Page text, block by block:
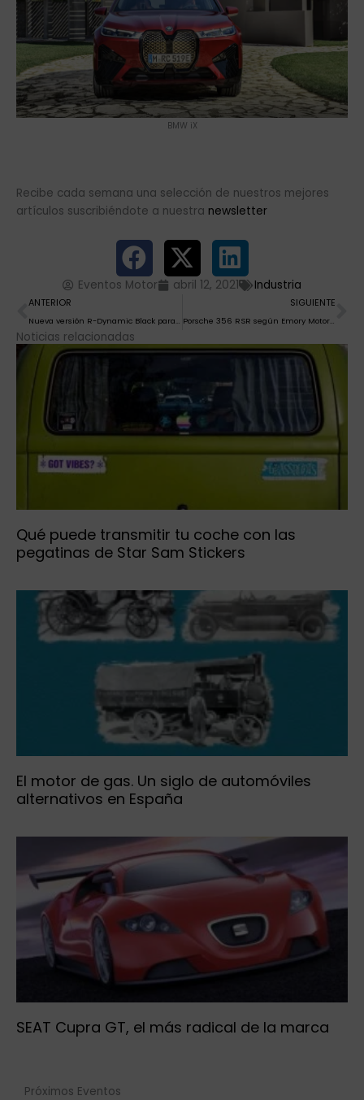
BMW iX
Recibe cada semana una selección de nuestros mejores
artículos suscribiéndote a nuestra newsletter
Eventos Motor abril 12, 2021 Industria
Ant
ANTERIOR
Nueva versión R-Dynamic Black para el Jaguar F-Type
SIGUIENTE
Porsche 356 RSR según Emory Motorsport
Noticias relacionadas
Qué puede transmitir tu coche con las
pegatinas de Star Sam Stickers
El motor de gas. Un siglo de automóviles
alternativos en España
SEAT Cupra GT, el más radical de la marca
Próximos Eventos